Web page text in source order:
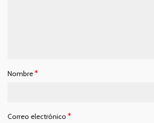
Nombre*
Correo electrónico *